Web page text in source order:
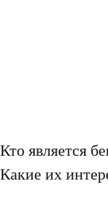
Кто является
Какие их